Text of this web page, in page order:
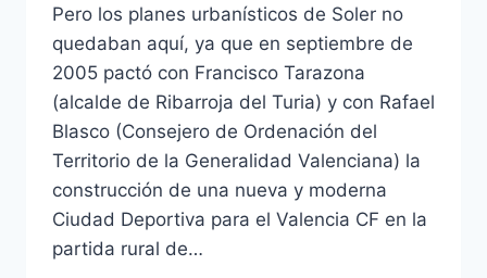
Pero los planes urbanísticos de Soler no
quedaban aquí, ya que en septiembre de
2005 pactó con Francisco Tarazona
(alcalde de Ribarroja del Turia) y con Rafael
Blasco (Consejero de Ordenación del
Territorio de la Generalidad Valenciana) la
construcción de una nueva y moderna
Ciudad Deportiva para el Valencia CF en la
partida rural de…